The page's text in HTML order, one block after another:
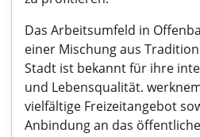
Das Arbeitsumfeld in
einer Mischung aus
Stadt ist bekannt für ihre
und Lebensqualität.
vielfältige Freizeitangebot
Anbindung an das